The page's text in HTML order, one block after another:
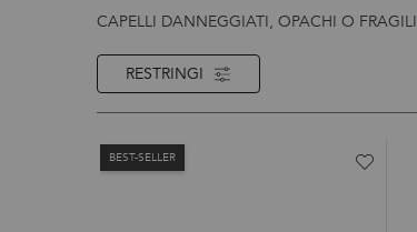
CAPELLI DANNEGGIATI, OPACHI O FRAGILI
RESTRINGI
FILTRI
BEST-SELLER